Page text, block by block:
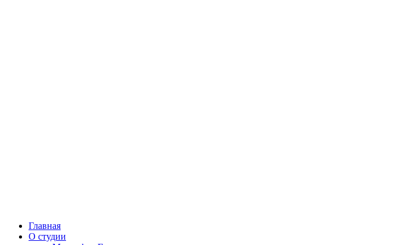
Главная
О студии